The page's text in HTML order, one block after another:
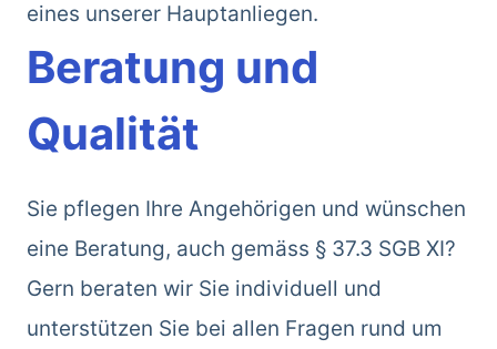
eines unserer Hauptanliegen.
Beratung und
Qualität
Sie pflegen Ihre Angehörigen und wünschen
eine Beratung, auch gemäss § 37.3 SGB XI?
Gern beraten wir Sie individuell und
unterstützen Sie bei allen Fragen rund um